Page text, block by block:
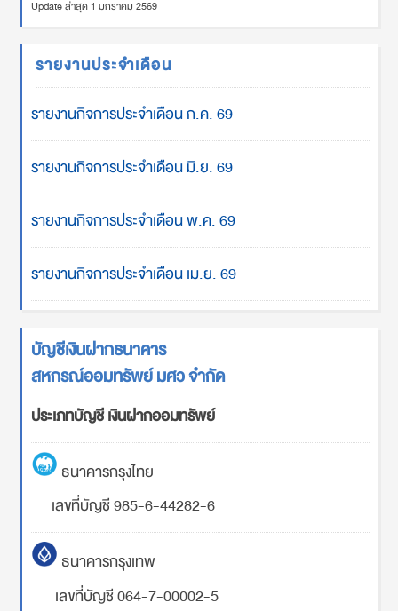
Update ล่าสุด 1 มกราคม 2569
รายงานประจำเดือน
รายงานกิจการประจำเดือน ก.ค. 69
รายงานกิจการประจำเดือน มิ.ย. 69
รายงานกิจการประจำเดือน พ.ค. 69
รายงานกิจการประจำเดือน เม.ย. 69
บัญชีเงินฝากธนาคาร
สหกรณ์ออมทรัพย์ มศว จำกัด
ประเภทบัญชี เงินฝากออมทรัพย์
ธนาคารกรุงไทย
เลขที่บัญชี 985-6-44282-6
ธนาคารกรุงเทพ
เลขที่บัญชี 064-7-00002-5